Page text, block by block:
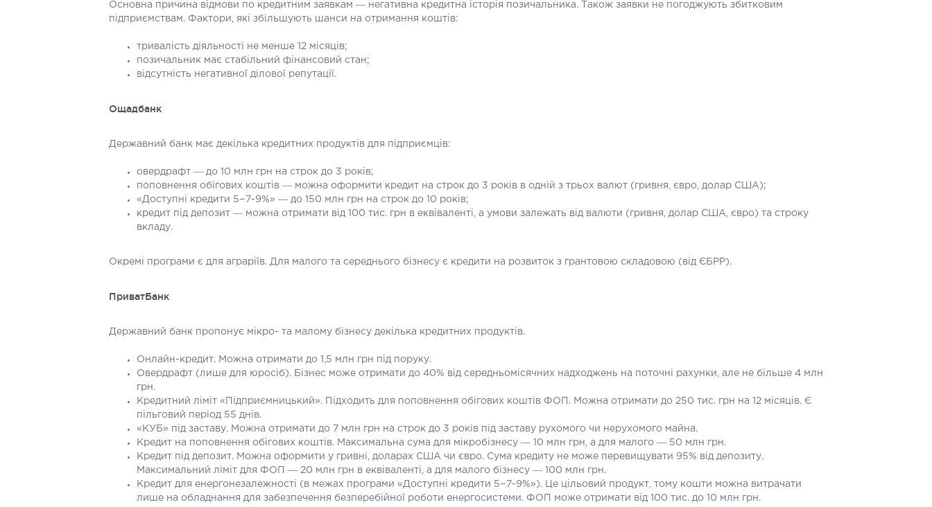
Основна причина відмови по кредитним заявкам ― негативна кредитна історія позичальника. Також заявки не погоджують збитковим
підприємствам. Фактори, які збільшують шанси на отримання коштів:
тривалість діяльності не менше 12 місяців;
позичальник має стабільний фінансовий стан;
відсутність негативної ділової репутації.
Ощадбанк
Державний банк має декілька кредитних продуктів для підприємців:
овердрафт ― до 10 млн грн на строк до 3 років;
поповнення обігових коштів ― можна оформити кредит на строк до 3 років в одній з трьох валют (гривня, євро, долар США);
«Доступні кредити 5−7-9%» ― до 150 млн грн на строк до 10 років;
кредит під депозит ― можна отримати від 100 тис. грн в еквіваленті, а умови залежать від валюти (гривня, долар США, євро) та строку
вкладу.
Окремі програми є для аграріїв. Для малого та середнього бізнесу є кредити на розвиток з грантовою складовою (від ЄБРР).
ПриватБанк
Державний банк пропонує мікро- та малому бізнесу декілька кредитних продуктів.
Онлайн-кредит. Можна отримати до 1,5 млн грн під поруку.
Овердрафт (лише для юросіб). Бізнес може отримати до 40% від середньомісячних надходжень на поточні рахунки, але не більше 4 млн
грн.
Кредитний ліміт «Підприємницький». Підходить для поповнення обігових коштів ФОП. Можна отримати до 250 тис. грн на 12 місяців. Є
пільговий період 55 днів.
«КУБ» під заставу. Можна отримати до 7 млн грн на строк до 3 років під заставу рухомого чи нерухомого майна.
Кредит на поповнення обігових коштів. Максимальна сума для мікробізнесу ― 10 млн грн, а для малого ― 50 млн грн.
Кредит під депозит. Можна оформити у гривні, доларах США чи євро. Сума кредиту не може перевищувати 95% від депозиту.
Максимальний ліміт для ФОП ― 20 млн грн в еквіваленті, а для малого бізнесу ― 100 млн грн.
Кредит для енергонезалежності (в межах програми «Доступні кредити 5−7-9%»). Це цільовий продукт, тому кошти можна витрачати
лише на обладнання для забезпечення безперебійної роботи енергосистеми. ФОП може отримати від 100 тис. до 10 млн грн.